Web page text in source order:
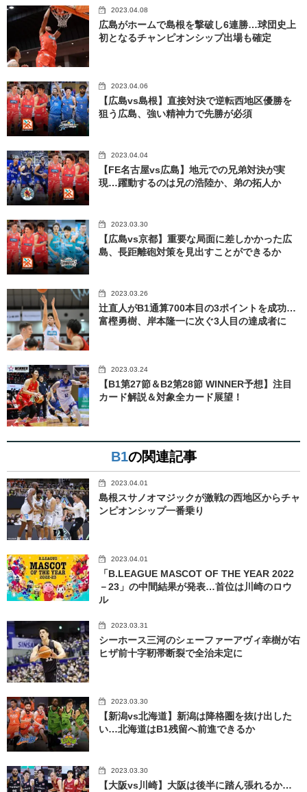
2023.04.08
広島がホームで島根を撃破し6連勝…球団史上
初となるチャンピオンシップ出場も確定
2023.04.06
【広島vs島根】直接対決で逆転西地区優勝を
狙う広島、強い精神力で先勝が必須
2023.04.04
【FE名古屋vs広島】地元での兄弟対決が実
現…躍動するのは兄の浩陸か、弟の拓人か
2023.03.30
【広島vs京都】重要な局面に差しかかった広
島、長距離砲対策を見出すことができるか
2023.03.26
辻直人がB1通算700本目の3ポイントを成功…
富樫勇樹、岸本隆一に次ぐ3人目の達成者に
2023.03.24
【B1第27節＆B2第28節 WINNER予想】注目
カード解説＆対象全カード展望！
B1の関連記事
2023.04.01
島根スサノオマジックが激戦の西地区からチャ
ンピオンシップ一番乗り
2023.04.01
「B.LEAGUE MASCOT OF THE YEAR 2022
－23」の中間結果が発表…首位は川崎のロウ
ル
2023.03.31
シーホース三河のシェーファーアヴィ幸樹が右
ヒザ前十字靭帯断裂で全治未定に
2023.03.30
【新潟vs北海道】新潟は降格圏を抜け出した
い…北海道はB1残留へ前進できるか
2023.03.30
【大阪vs川崎】大阪は後半に踏ん張れるか…